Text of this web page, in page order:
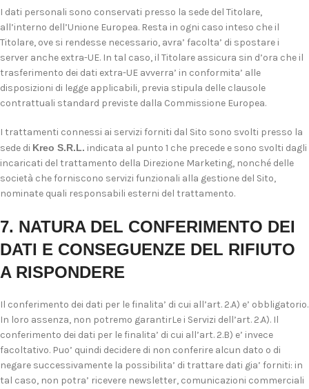
I dati personali sono conservati presso la sede del Titolare,
all’interno dell’Unione Europea. Resta in ogni caso inteso che il
Titolare, ove si rendesse necessario, avra’ facolta’ di spostare i
server anche extra-UE. In tal caso, il Titolare assicura sin d’ora che il
trasferimento dei dati extra-UE avverra’ in conformita’ alle
disposizioni di legge applicabili, previa stipula delle clausole
contrattuali standard previste dalla Commissione Europea.
I trattamenti connessi ai servizi forniti dal Sito sono svolti presso la
sede di Kreo S.R.L. indicata al punto 1 che precede e sono svolti dagli
incaricati del trattamento della Direzione Marketing, nonché delle
società che forniscono servizi funzionali alla gestione del Sito,
nominate quali responsabili esterni del trattamento.
7. NATURA DEL CONFERIMENTO DEI
DATI E CONSEGUENZE DEL RIFIUTO
A RISPONDERE
Il conferimento dei dati per le finalita’ di cui all’art. 2.A) e’ obbligatorio.
In loro assenza, non potremo garantirLe i Servizi dell’art. 2.A). Il
conferimento dei dati per le finalita’ di cui all’art. 2.B) e’ invece
facoltativo. Puo’ quindi decidere di non conferire alcun dato o di
negare successivamente la possibilita’ di trattare dati gia’ forniti: in
tal caso, non potra’ ricevere newsletter, comunicazioni commerciali